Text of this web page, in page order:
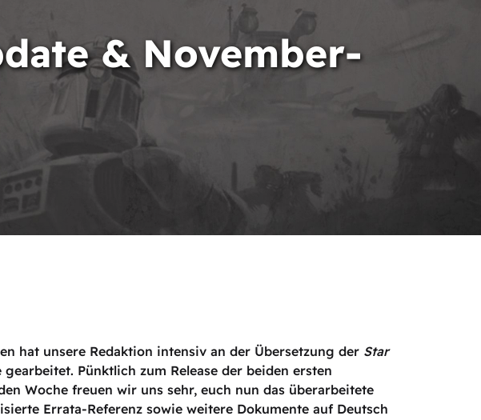
& November-
hat unsere Redaktion intensiv an der Übersetzung der Star
Pünktlich zum Release der beiden ersten
Woche freuen wir uns sehr, euch nun das überarbeitete
Errata-Referenz sowie weitere Dokumente auf Deutsch